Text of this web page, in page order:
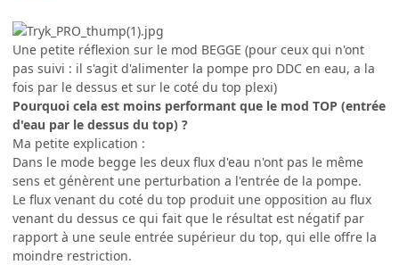
Une petite réflexion sur le mod BEGGE (pour ceux qui n'ont
pas suivi : il s'agit d'alimenter la pompe pro DDC en eau, a la
fois par le dessus et sur le coté du top plexi)
Pourquoi cela est moins performant que le mod TOP (entrée
d'eau par le dessus du top) ?
Ma petite explication :
Dans le mode begge les deux flux d'eau n'ont pas le même
sens et génèrent une perturbation a l'entrée de la pompe.
Le flux venant du coté du top produit une opposition au flux
venant du dessus ce qui fait que le résultat est négatif par
rapport à une seule entrée supérieur du top, qui elle offre la
moindre restriction.